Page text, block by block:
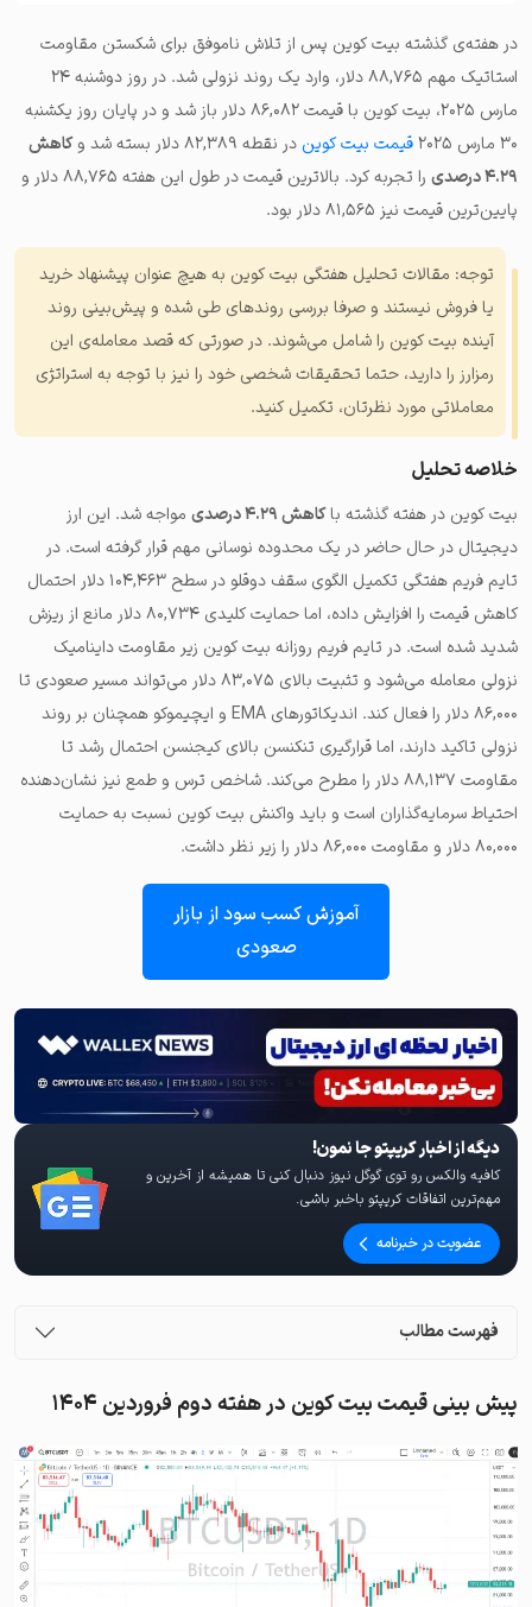
در هفته‌ی گذشته بیت کوین پس از تلاش ناموفق برای شکستن مقاومت
استاتیک مهم ۸۸,۷۶۵ دلار، وارد یک روند نزولی شد. در روز دوشنبه ۲۴
مارس ۲۰۲۵، بیت کوین با قیمت ۸۶,۰۸۲ دلار باز شد و در پایان روز یکشنبه
۳۰ مارس ۲۰۲۵
قیمت بیت کوین در نقطه ۸۲,۳۸۹ دلار بسته شد و
کاهش
۴.۲۹ درصدی
را تجربه کرد. بالاترین قیمت در طول این هفته ۸۸,۷۶۵ دلار و
پایین‌ترین قیمت نیز ۸۱,۵۶۵ دلار بود.
توجه: مقالات تحلیل هفتگی بیت کوین به هیچ عنوان پیشنهاد خرید
یا فروش نیستند و صرفا بررسی روندهای طی شده و پیش‌بینی روند
آینده بیت کوین را شامل می‌شوند. در صورتی که قصد معامله‌ی این
رمزارز را دارید، حتما تحقیقات شخصی خود را نیز با توجه به استراتژی
معاملاتی مورد نظرتان، تکمیل کنید.
خلاصه تحلیل
بیت کوین در هفته گذشته باکاهش ۴.۲۹ درصدی
مواجه شد. این ارز
دیجیتال در حال حاضر در یک محدوده نوسانی مهم قرار گرفته است. در
تایم فریم هفتگی تکمیل الگوی سقف دوقلو در سطح ۱۰۴,۴۶۳ دلار احتمال
کاهش قیمت را افزایش داده، اما حمایت کلیدی ۸۰,۷۳۴ دلار مانع از ریزش
شدید شده است. در تایم فریم روزانه بیت کوین زیر مقاومت داینامیک
نزولی معامله می‌شود و تثبیت بالای ۸۳,۰۷۵ دلار می‌تواند مسیر صعودی تا
۸۶,۰۰۰ دلار را فعال کند. اندیکاتورهای EMA و ایچیموکو همچنان بر روند
نزولی تاکید دارند، اما قرارگیری تنکنسن بالای کیجنسن احتمال رشد تا
مقاومت ۸۸,۱۳۷ دلار را مطرح می‌کند. شاخص ترس و طمع نیز نشان‌دهنده
احتیاط سرمایه‌گذاران است و باید واکنش بیت کوین نسبت به حمایت
۸۰,۰۰۰ دلار و مقاومت ۸۶,۰۰۰ دلار را زیر نظر داشت.
آموزش کسب سود از بازار
صعودی
دیگه از اخبار کریپتو جا نمون!
کافیه والکس رو توی گوگل نیوز دنبال کنی تا همیشه از آخرین و
مهم‌ترین اتفاقات کریپتو باخبر باشی.
عضویت در خبرنامه
فهرست مطالب
پیش بینی قیمت بیت کوین در هفته دوم فروردین ۱۴۰۴